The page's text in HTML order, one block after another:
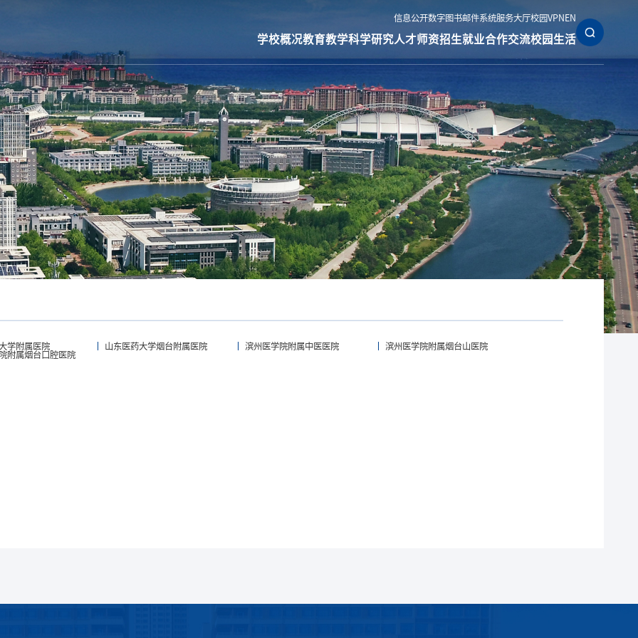
信息公开数字图书邮件系统服务大厅校园VPN EN
学校概况教育教学科学研究人才师资招生就业合作交流校园生活
学附属医院 山东医药大学烟台附属医院 滨州医学院附属中医医院
滨州医学院附属烟台山医院
附属烟台口腔医院